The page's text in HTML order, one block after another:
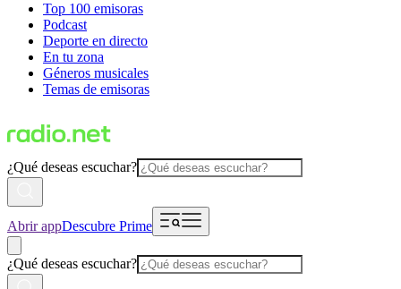
Top 100 emisoras
Podcast
Deporte en directo
En tu zona
Géneros musicales
Temas de emisoras
¿Qué deseas escuchar?
Abrir appDescubre Prime
¿Qué deseas escuchar?